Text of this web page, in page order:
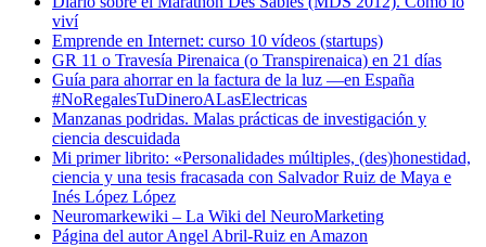
viví
Emprende en Internet: curso 10 vídeos (startups)
GR 11 o Travesía Pirenaica (o Transpirenaica) en 21 días
Guía para ahorrar en la factura de la luz —en España
#NoRegalesTuDineroALasElectricas
Manzanas podridas. Malas prácticas de investigación y
ciencia descuidada
Mi primer librito: «Personalidades múltiples, (des)honestidad,
ciencia y una tesis fracasada con Salvador Ruiz de Maya e
Inés López López
Neuromarkewiki – La Wiki del NeuroMarketing
Página del autor Angel Abril-Ruiz en Amazon